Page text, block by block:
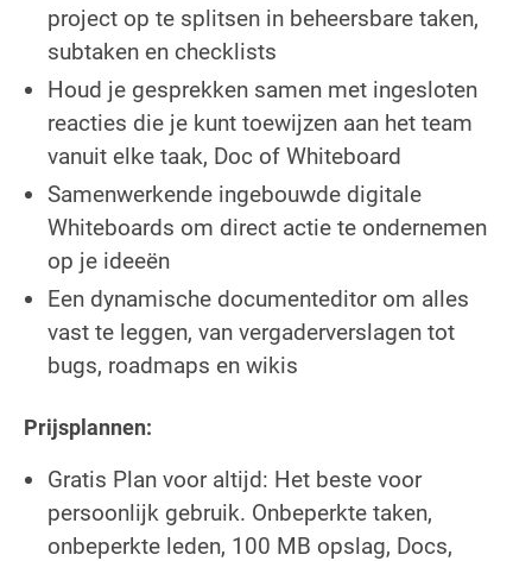
project op te splitsen in beheersbare taken,
subtaken en checklists
Houd je gesprekken samen met ingesloten
reacties die je kunt toewijzen aan het team
vanuit elke taak, Doc of Whiteboard
Samenwerkende ingebouwde digitale
Whiteboards om direct actie te ondernemen
op je ideeën
Een dynamische documenteditor om alles
vast te leggen, van vergaderverslagen tot
bugs, roadmaps en wikis
Prijsplannen:
Gratis Plan voor altijd: Het beste voor
persoonlijk gebruik. Onbeperkte taken,
onbeperkte leden, 100 MB opslag, Docs,